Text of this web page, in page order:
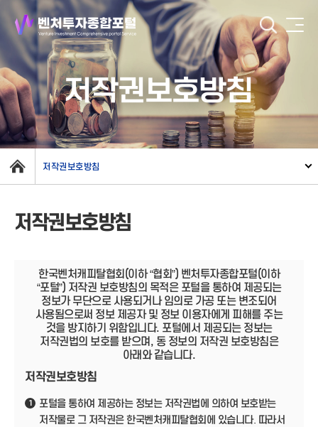
저작권보호방침
저작권보호방침
저작권보호방침
한국벤처캐피탈협회(이하 “협회”) 벤처투자종합포털(이하
“포털”) 저작권 보호방침의 목적은 포털을 통하여 제공되는
정보가 무단으로 사용되거나 임의로 가공 또는 변조되어
사용됨으로써 정보 제공자 및 정보 이용자에게 피해를 주는
것을 방지하기 위함입니다. 포털에서 제공되는 정보는
저작권법의 보호를 받으며, 동 정보의 저작권 보호방침은
아래와 같습니다.
저작권보호방침
1
포털을 통하여 제공하는 정보는 저작권법에 의하여 보호받는
저작물로 그 저작권은 한국벤처캐피탈협회에 있습니다. 따라서